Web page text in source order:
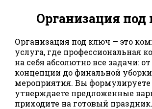
Организация под
Организация под ключ — это
услуга, где профессиональная
на себя абсолютно все задачи:
концепции до финальной
мероприятия. Вы
утверждаете предложенные
приходите на готовый